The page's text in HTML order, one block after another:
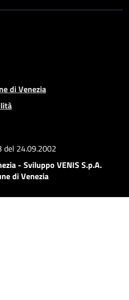
di Venezia
del 24.09.2002
- Sviluppo VENIS S.p.A.
di Venezia